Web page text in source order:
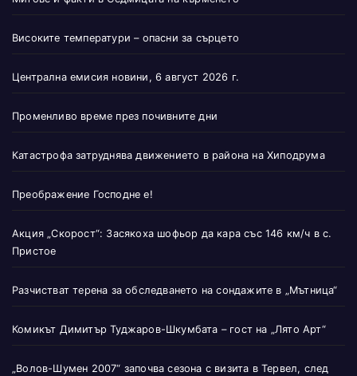
Високите температури – опасни за сърцето
Централна емисия новини, 6 август 2026 г.
Променливо време през почивните дни
Катастрофа затруднява движението в района на Хиподрума
Преображение Господне е!
Акция „Скорост“: Засякоха шофьор да кара със 146 км/ч в с.
Пристое
Разчистват терена за обследването на сондажите в „Мътница“
Комикът Димитър Туджаров-Шкумбата – гост на „Лято Арт“
„Волов-Шумен 2007“ започва сезона с визита в Тервел, след